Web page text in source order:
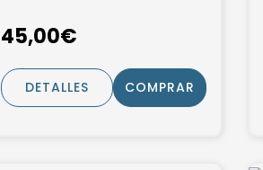
45,00€
DETALLES COMPRAR